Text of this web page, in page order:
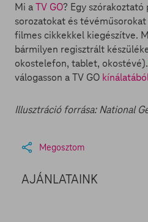
Mi aTV GO? Egy
sorozatokat és
filmes cikkekkel kiegészítve.
bármilyen regisztrált
okostelefon, tablet, okostévé).
válogasson a TV GO
Illusztráció forrása: National
Megosztom
AJÁNLATAINK